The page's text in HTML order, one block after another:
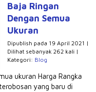
Baja Ringan
Dengan Semua
Ukuran
Dipublish pada 19 April 2021 |
Dilihat sebanyak 262 kali |
Kategori: Blog
ukuran Harga Rangka
yang baru di